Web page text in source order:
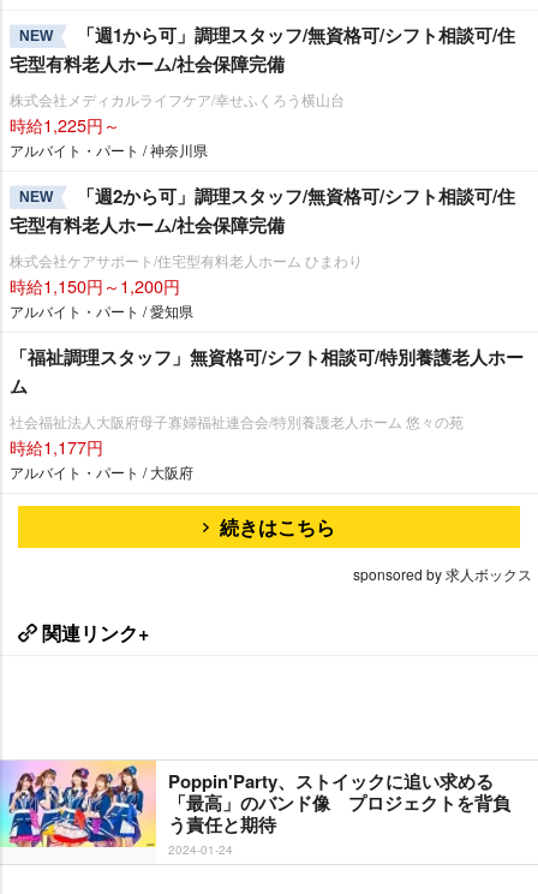
NEW
「週1から可」調理スタッフ/無資格可/シフト相談可/住
宅型有料老人ホーム/社会保障完備
株式会社メディカルライフケア/幸せふくろう横山台
時給1,225円～
アルバイト・パート / 神奈川県
NEW
「週2から可」調理スタッフ/無資格可/シフト相談可/住
宅型有料老人ホーム/社会保障完備
株式会社ケアサポート/住宅型有料老人ホーム ひまわり
時給1,150円～1,200円
アルバイト・パート / 愛知県
「福祉調理スタッフ」無資格可/シフト相談可/特別養護老人ホー
ム
社会福祉法人大阪府母子寡婦福祉連合会/特別養護老人ホーム 悠々の苑
時給1,177円
アルバイト・パート / 大阪府
続きはこちら
sponsored by 求人ボックス
関連リンク+
Poppin'Party、ストイックに追い求める
「最高」のバンド像 プロジェクトを背負
う責任と期待
2024-01-24